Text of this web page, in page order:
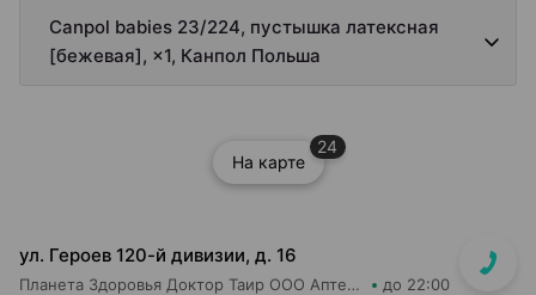
Canpol babies 23/224, пустышка латексная
[бежевая], ×1, Канпол Польша
На карте
24
ул. Героев 120-й дивизии, д. 16
Планета Здоровья Доктор Таир ООО Аптека №2 до 22:00